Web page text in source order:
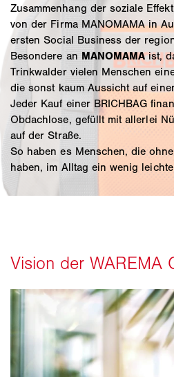
Zusammenhang der soziale
von der Firma MANOMAMA in
ersten Social Business der
Besondere an MANOMAMAist,
Trinkwalder vielen Menschen
die sonst kaum Aussicht auf
Jeder Kauf einer BRICHBAG
Obdachlose, gefüllt mit allerlei
auf der Straße.
So haben es Menschen, die
haben, im Alltag ein wenig